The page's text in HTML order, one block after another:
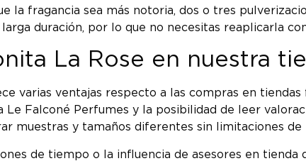
la fragancia sea más notoria, dos o tres
duración, por lo que no necesitas reaplicarla
La Rose en nuestra
varias ventajas respecto a las compras en
Le Falconé Perfumes y la posibilidad de leer
muestras y tamaños diferentes sin limitaciones
de tiempo o la influencia de asesores en